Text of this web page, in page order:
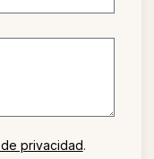
privacidad.